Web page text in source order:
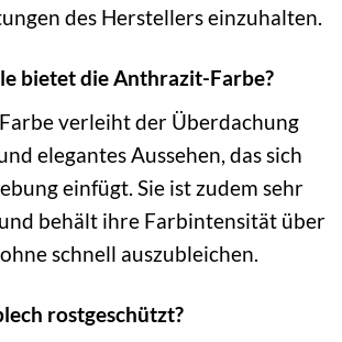
des Herstellers einzuhalten.
bietet die Anthrazit-Farbe?
verleiht der Überdachung
elegantes Aussehen, das sich
einfügt. Sie ist zudem sehr
behält ihre Farbintensität über
schnell auszubleichen.
rostgeschützt?